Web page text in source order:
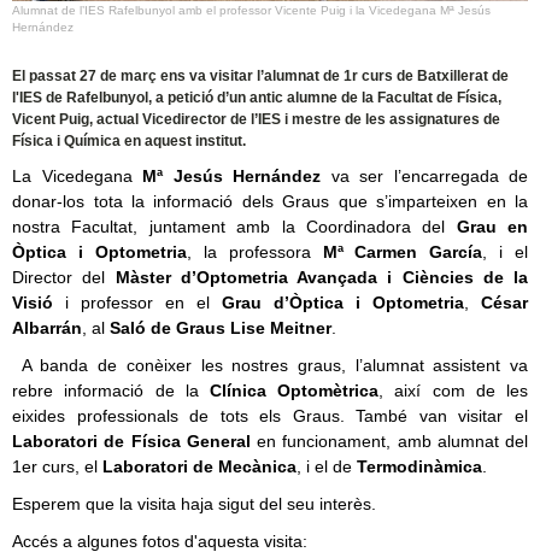
Alumnat de l’IES Rafelbunyol amb el professor Vicente Puig i la Vicedegana Mª Jesús
Hernández
El passat 27 de març ens va visitar l’alumnat de 1r curs de Batxillerat de
l'IES de Rafelbunyol, a petició d’un antic alumne de la Facultat de Física,
Vicent Puig, actual Vicedirector de l’IES i mestre de les assignatures de
Física i Química en aquest institut.
La Vicedegana Mª Jesús Hernández va ser l’encarregada de
donar-los tota la informació dels Graus que s’imparteixen en la
nostra Facultat, juntament amb la Coordinadora del Grau en
Òptica i Optometria, la professora Mª Carmen García , i el
Director del Màster d’Optometria Avançada i Ciències de la
Visió i professor en elGrau d’Òptica i Optometria ,César
Albarrán , alSaló de Graus Lise Meitner.
A banda de conèixer les nostres graus, l’alumnat assistent va
rebre informació de la Clínica Optomètrica , així com de les
eixides professionals de tots els Graus. També van visitar el
Laboratori de Física General en funcionament, amb alumnat del
1er curs, el Laboratori de Mecànica , i el deTermodinàmica
Esperem que la visita haja sigut del seu interès.
Accés a algunes fotos d'aquesta visita: